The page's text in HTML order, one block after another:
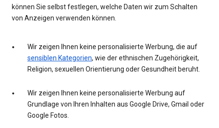
können Sie selbst festlegen, welche Daten wir zum Schalten
von Anzeigen verwenden können.
Wir zeigen Ihnen keine personalisierte Werbung, die auf
sensiblen Kategorien, wie der ethnischen Zugehörigkeit,
Religion, sexuellen Orientierung oder Gesundheit beruht.
Wir zeigen Ihnen keine personalisierte Werbung auf
Grundlage von Ihren Inhalten aus Google Drive, Gmail oder
Google Fotos.